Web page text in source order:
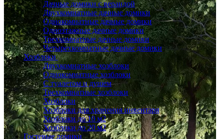
Дачные домики с верандой
Двухкомнатные дачные домики
Однокомнатные дачные домики
Одноэтажные дачные домики
Трехкомнатные дачные домики
Четырехкомнатные дачные домики
Хозблоки
Двухкомнатные хозблоки
Однокомнатные хозблоки
С туалетом и душем
Трехкомнатные хозблоки
Хозблоки
Хозблоки для хранения инвентаря
Хозблоки до 10 м2
Хозблоки до 20 м2
Гостевые домики